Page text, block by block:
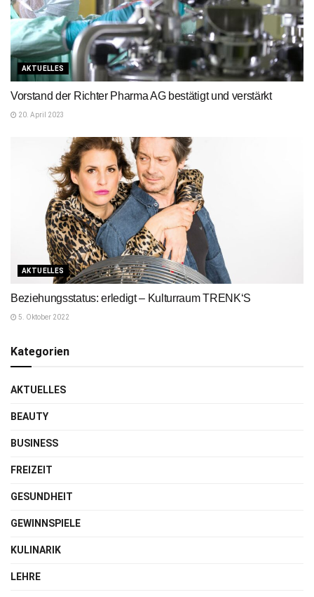
AKTUELLES
Vorstand der Richter Pharma AG bestätigt und verstärkt
20. April 2023
AKTUELLES
Beziehungsstatus: erledigt – Kulturraum TRENK‘S
5. Oktober 2022
Kategorien
AKTUELLES
BEAUTY
BUSINESS
FREIZEIT
GESUNDHEIT
GEWINNSPIELE
KULINARIK
LEHRE